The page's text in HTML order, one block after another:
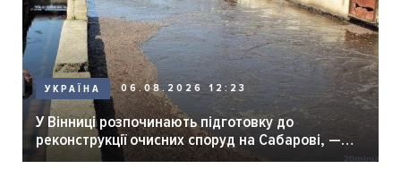
УКРАЇНА 06.08.2026 12:23
У Вінниці розпочинають підготовку до
реконструкції очисних споруд на Сабарові, —
мер Вінниці.